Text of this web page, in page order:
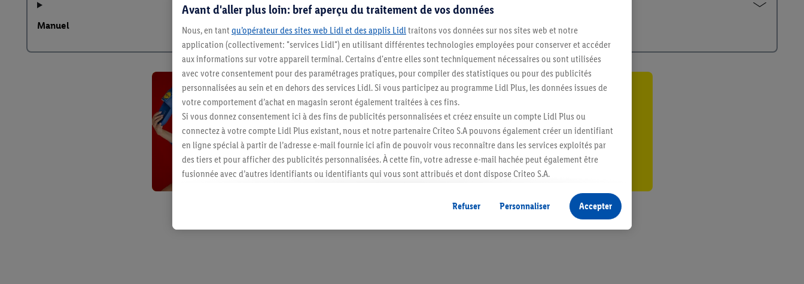
Manuel
Restez au courant
Abonnez-vous à la newsletter
S'abonner
Avant d'aller plus loin: bref aperçu du traitement de vos données
Nous, en tant qu’opérateur des sites web Lidl et des applis Lidl traitons vos données sur nos sites web et notre
application (collectivement: "services Lidl") en utilisant différentes technologies employées pour conserver et accéder
aux informations sur votre appareil terminal. Certains d'entre elles sont techniquement nécessaires ou sont utilisées
avec votre consentement pour des paramétrages pratiques, pour compiler des statistiques ou pour des publicités
personnalisées au sein et en dehors des services Lidl. Si vous participez au programme Lidl Plus, les données issues de
votre comportement d’achat en magasin seront également traitées à ces fins.
Si vous donnez consentement ici à des fins de publicités personnalisées et créez ensuite un compte Lidl Plus ou
connectez à votre compte Lidl Plus existant, nous et notre partenaire Criteo S.A pouvons également créer un identifiant
en ligne spécial à partir de l’adresse e-mail fournie ici afin de pouvoir vous reconnaître dans les services exploités par
des tiers et pour afficher des publicités personnalisées. À cette fin, votre adresse e-mail hachée peut également être
fusionnée avec d’autres identifiants ou identifiants qui vous sont attribués et dont dispose Criteo S.A.
vous avez montré de l’intérêt (par exemple en plaçant le produit dans un panier d’un webshop mais sans procéder à
l’achat) peuvent également être affichées sur plusieurs apppareils et plusieurs services de Lidl si plusieurs terminaux ou
plusieurs services de Lidl peuvent vous être attribués en utilisant votre adresse e-mail hachée et, le cas échéant, d’autres
Refuser Personnaliser Accepter